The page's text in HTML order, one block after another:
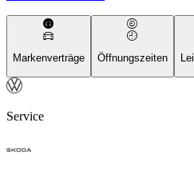
Markenverträge Öffnungszeiten
Service